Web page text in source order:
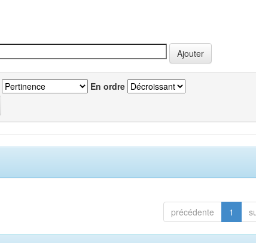
En ordre
précédente 1